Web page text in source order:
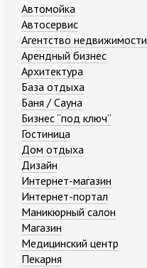
Автомойка
Автосервис
Агентство недвижимости
Арендный бизнес
Архитектура
База отдыха
Баня / Сауна
Бизнес “под ключ”
Гостиница
Дом отдыха
Дизайн
Интернет-магазин
Интернет-портал
Маникюрный салон
Магазин
Медицинский центр
Пекарня